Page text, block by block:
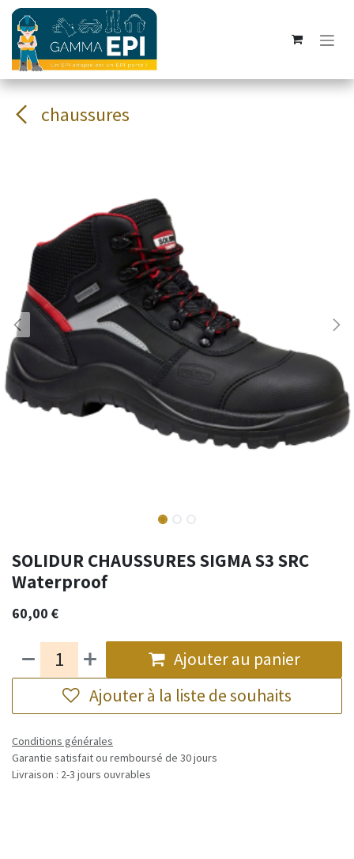
Se rendre au contenu
chaussures
SOLIDUR CHAUSSURES SIGMA S3 SRC
Waterproof
60,00 €
Ajouter au panier
Ajouter à la liste de souhaits
Conditions générales
Garantie satisfait ou remboursé de 30 jours
Livraison : 2-3 jours ouvrables